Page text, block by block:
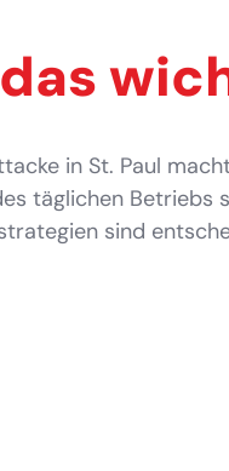
das
in St. Paul
täglichen
sind